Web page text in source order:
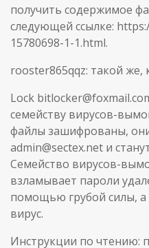
получить содержимое
следующей ссылке:
15780698-1-1.html.
rooster865qqz: такой же,
Lock
семейству вирусов-
файлы зашифрованы,
admin@sectex.net и
Семейство вирусов-
взламывает пароли
помощью грубой силы, а
вирус.
Инструкции по чтению: